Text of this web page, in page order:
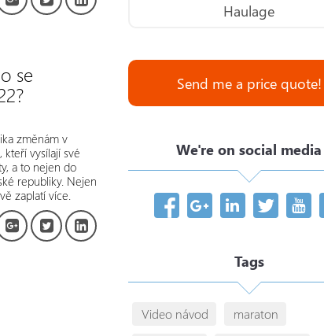
se
změnám v
kteří vysílají své
a to nejen do
republiky. Nejen
zaplatí více.
Haulage
Send me a price quote!
We're on social media
Tags
Video návod
maraton